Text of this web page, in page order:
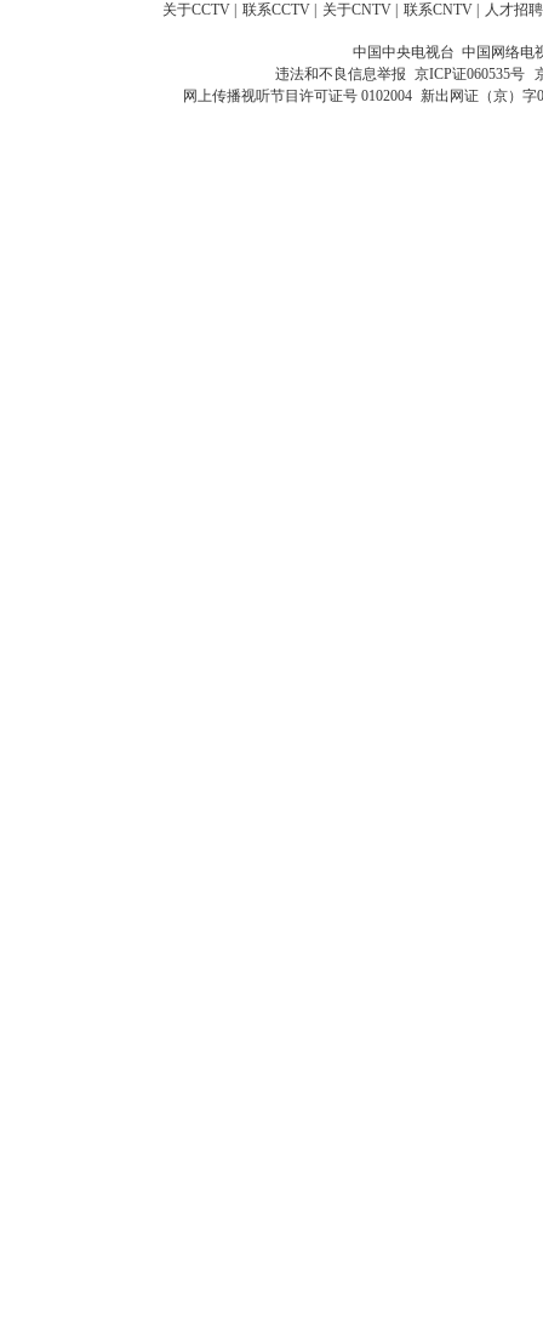
关于CCTV 联系CCTV 关于CNTV 联系CNTV 人才招聘
中国中央电视台 中国网络电
违法和不良信息举报 京ICP证060535号
网上传播视听节目许可证号 0102004 新出网证（京）